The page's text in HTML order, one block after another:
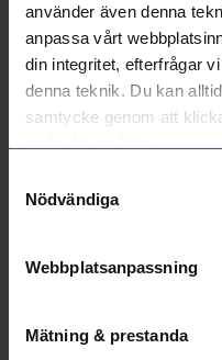
använder även denna
anpassa vårt
din integritet, efterfrågar
denna teknik. Du kan
samtycke genom att
Nödvändiga
Webbplatsanpassning
Mätning & prestanda
Pläd True 130x180cm Blå
Andra
10% rabatt på
ditt första köp
Anmäl dig till vårt nyhetsbrev och
först med att få nyheter, inspiration
och unika erbjudanden!
Som tack får du10% rabattpå
Name